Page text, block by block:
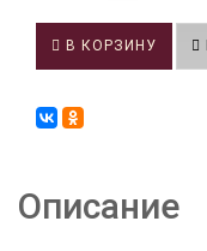
В КОРЗИНУ
Описание